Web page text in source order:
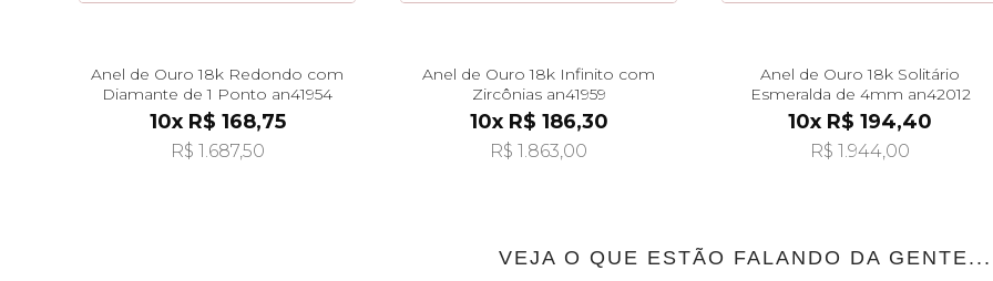
Anel de Ouro 18k Redondo com
Diamante de 1 Ponto an41954
10x R$ 168,75
R$ 1.687,50
Anel de Ouro 18k Infinito com
Zircônias an41959
10x R$ 186,30
R$ 1.863,00
Anel de Ouro 18k Solitário
Esmeralda de 4mm an42012
10x R$ 194,40
R$ 1.944,00
VEJA O QUE ESTÃO FALANDO DA GENTE...